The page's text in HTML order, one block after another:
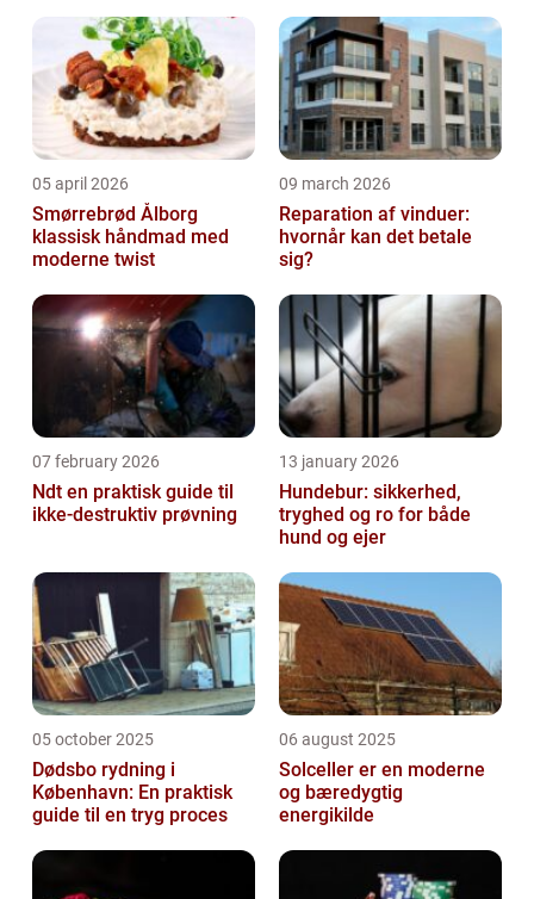
perfekte kageform. Vi vil ...
05 april 2026
Smørrebrød Ålborg
klassisk håndmad med
moderne twist
09 march 2026
Reparation af vinduer:
hvornår kan det betale
sig?
07 february 2026
Ndt en praktisk guide til
ikke-destruktiv prøvning
13 january 2026
Hundebur: sikkerhed,
tryghed og ro for både
hund og ejer
05 october 2025
Dødsbo rydning i
København: En praktisk
guide til en tryg proces
06 august 2025
Solceller er en moderne
og bæredygtig
energikilde